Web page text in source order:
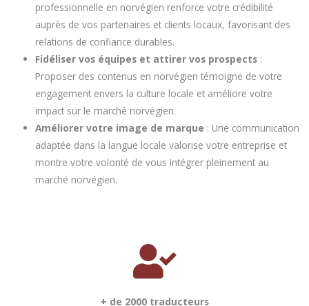
professionnelle en norvégien renforce votre crédibilité
auprès de vos partenaires et clients locaux, favorisant des
relations de confiance durables.
Fidéliser vos équipes et attirer vos prospects :
Proposer des contenus en norvégien témoigne de votre
engagement envers la culture locale et améliore votre
impact sur le marché norvégien.
Améliorer votre image de marque : Une communication
adaptée dans la langue locale valorise votre entreprise et
montre votre volonté de vous intégrer pleinement au
marché norvégien.
+ de 2000 traducteurs